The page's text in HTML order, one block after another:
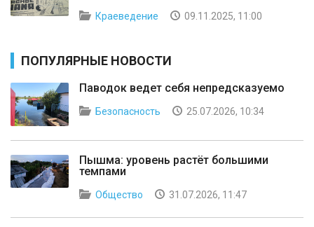
Краеведение 09.11.2025, 11:00
ПОПУЛЯРНЫЕ НОВОСТИ
Паводок ведет себя непредсказуемо
Безопасность 25.07.2026, 10:34
Пышма: уровень растёт большими
темпами
Общество 31.07.2026, 11:47